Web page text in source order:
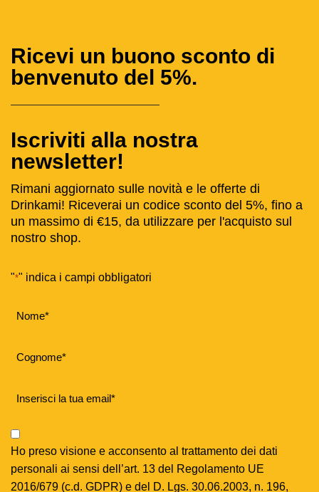
Ricevi un buono sconto di
benvenuto del 5%.
Iscriviti alla nostra
newsletter!
Rimani aggiornato sulle novità e le offerte di
Drinkami! Riceverai un codice sconto del 5%, fino a
un massimo di €15, da utilizzare per l'acquisto sul
nostro shop.
"*" indica i campi obbligatori
Privacy
Policy
Ho preso visione e acconsento al trattamento dei dati
personali ai sensi dell’art. 13 del Regolamento UE
2016/679 (c.d. GDPR) e del D. Lgs. 30.06.2003, n. 196,